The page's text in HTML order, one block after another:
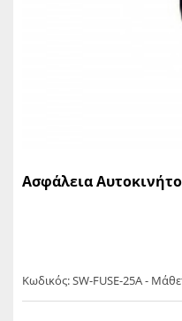
Ασφάλεια
Κωδικός: SW-FUSE-25A -